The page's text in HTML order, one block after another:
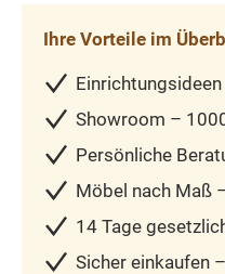
Ihre Vorteile im
Showroom –
Persönliche
Möbel nach Maß
14 Tage
Sicher einkaufen